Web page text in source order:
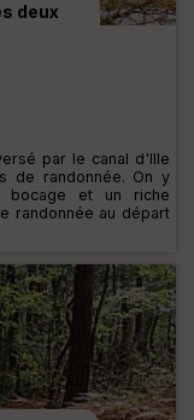
deux
par le canal d'Ille
de randonnée. On y
bocage et un riche
randonnée au départ